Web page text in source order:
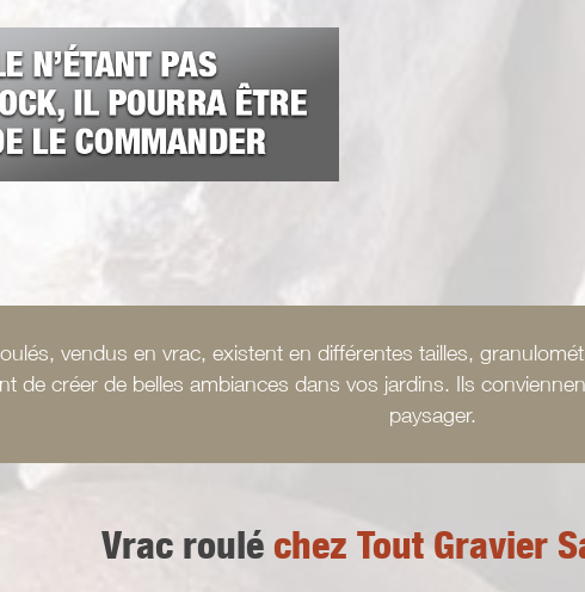
vendus en vrac, existent en différentes tailles,
de créer de belles ambiances dans vos jardins. Ils
paysager.
Vrac roulé chez Tout Gravier